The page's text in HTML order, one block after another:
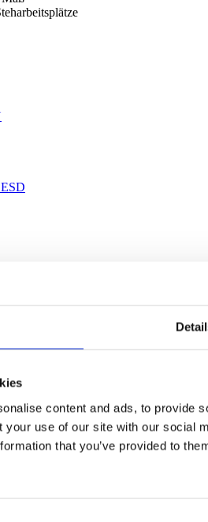
content and ads, to provide
your use of our site with our social
that you’ve provided to
retro